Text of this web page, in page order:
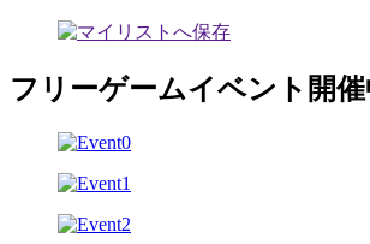
フリーゲームイベント開催